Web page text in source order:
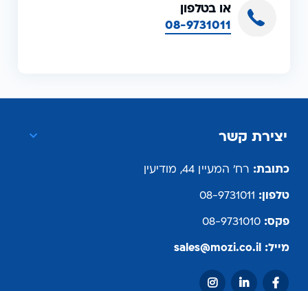
או בטלפון
08-9731011
יצירת קשר
כתובת: רח' המעיין 44, מודיעין
טלפון: 08-9731011
פקס: 08-9731010
מייל: sales@mozi.co.il